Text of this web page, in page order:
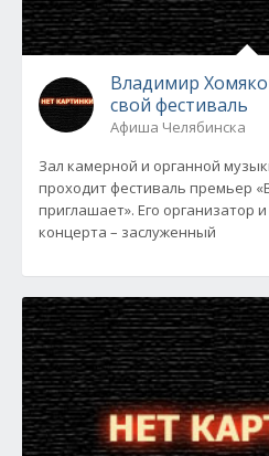
Владимир
свой фестиваль
Афиша Челябинска
Зал камерной и органной
проходит фестиваль премьер
приглашает». Его организатор
концерта – заслуженный